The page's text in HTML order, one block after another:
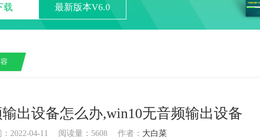
载 最新版本V6.0
出设备怎么办,win10无音频输出设备
2022-04-11 阅读量： 5608 作者： 大白菜